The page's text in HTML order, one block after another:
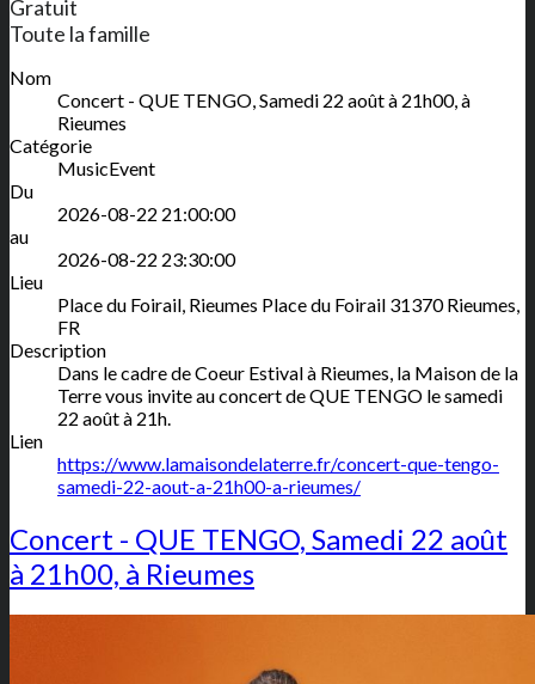
Gratuit
Toute la famille
Nom
Concert - QUE TENGO, Samedi 22 août à 21h00, à
Rieumes
Catégorie
MusicEvent
Du
2026-08-22 21:00:00
au
2026-08-22 23:30:00
Lieu
Place du Foirail, Rieumes Place du Foirail 31370 Rieumes,
FR
Description
Dans le cadre de Coeur Estival à Rieumes, la Maison de la
Terre vous invite au concert de QUE TENGO le samedi
22 août à 21h.
Lien
https://www.lamaisondelaterre.fr/concert-que-tengo-
samedi-22-aout-a-21h00-a-rieumes/
Concert - QUE TENGO, Samedi 22 août
à 21h00, à Rieumes